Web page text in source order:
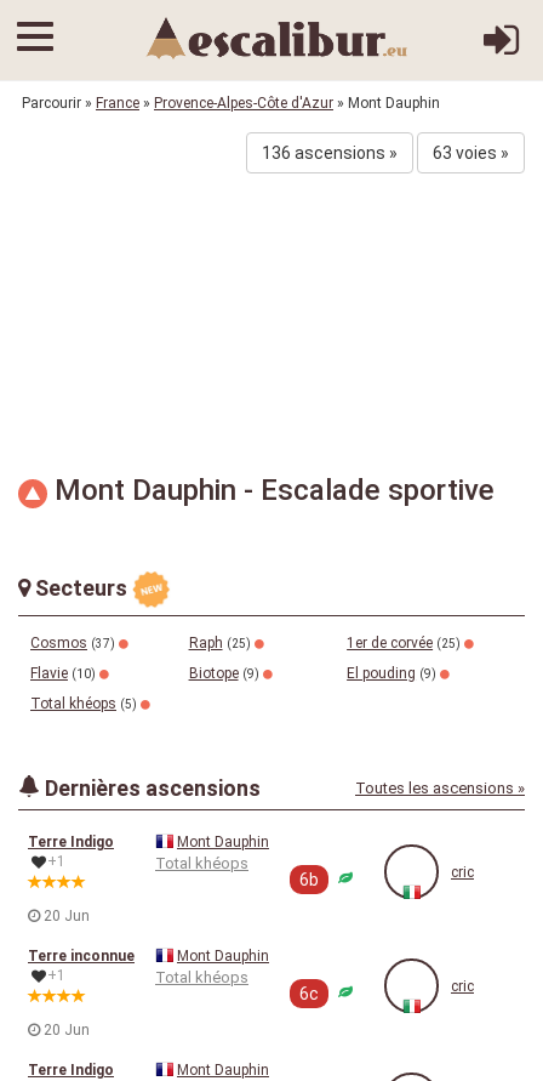
Parcourir » France » Provence-Alpes-Côte d'Azur » Mont Dauphin
136 ascensions » 63 voies »
Mont Dauphin - Escalade sportive
Secteurs
Cosmos (37) Raph (25) 1er de corvée (25)
Flavie (10) Biotope (9) El pouding (9)
Total khéops (5)
Dernières ascensions Toutes les ascensions »
Terre Indigo
+1
20 Jun
Mont Dauphin
Total khéops
6b cric
Terre inconnue
+1
20 Jun
Mont Dauphin
Total khéops
6c cric
Terre Indigo Mont Dauphin